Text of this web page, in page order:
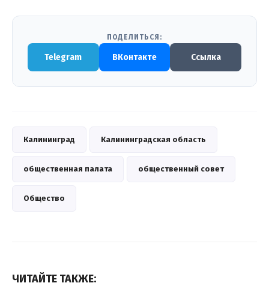
ПОДЕЛИТЬСЯ:
Telegram ВКонтакте Ссылка
Калининград Калининградская область
общественная палата общественный совет
Общество
ЧИТАЙТЕ ТАКЖЕ: